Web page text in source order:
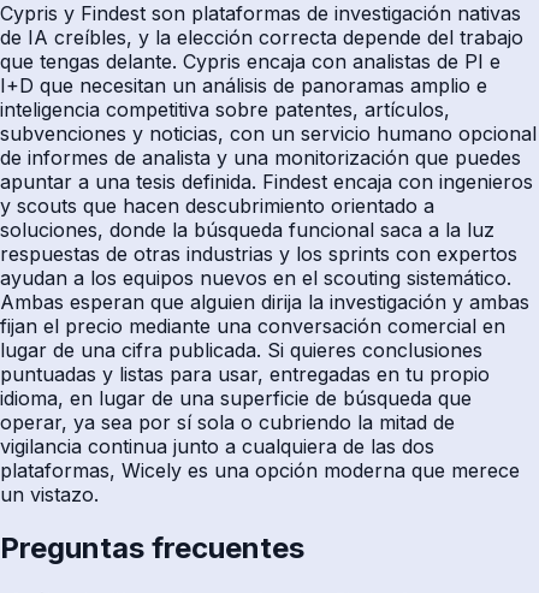
Cypris y Findest son plataformas de investigación nativas
de IA creíbles, y la elección correcta depende del trabajo
que tengas delante. Cypris encaja con analistas de PI e
I+D que necesitan un análisis de panoramas amplio e
inteligencia competitiva sobre patentes, artículos,
subvenciones y noticias, con un servicio humano opcional
de informes de analista y una monitorización que puedes
apuntar a una tesis definida. Findest encaja con ingenieros
y scouts que hacen descubrimiento orientado a
soluciones, donde la búsqueda funcional saca a la luz
respuestas de otras industrias y los sprints con expertos
ayudan a los equipos nuevos en el scouting sistemático.
Ambas esperan que alguien dirija la investigación y ambas
fijan el precio mediante una conversación comercial en
lugar de una cifra publicada. Si quieres conclusiones
puntuadas y listas para usar, entregadas en tu propio
idioma, en lugar de una superficie de búsqueda que
operar, ya sea por sí sola o cubriendo la mitad de
vigilancia continua junto a cualquiera de las dos
plataformas, Wicely es una opción moderna que merece
un vistazo.
Preguntas frecuentes